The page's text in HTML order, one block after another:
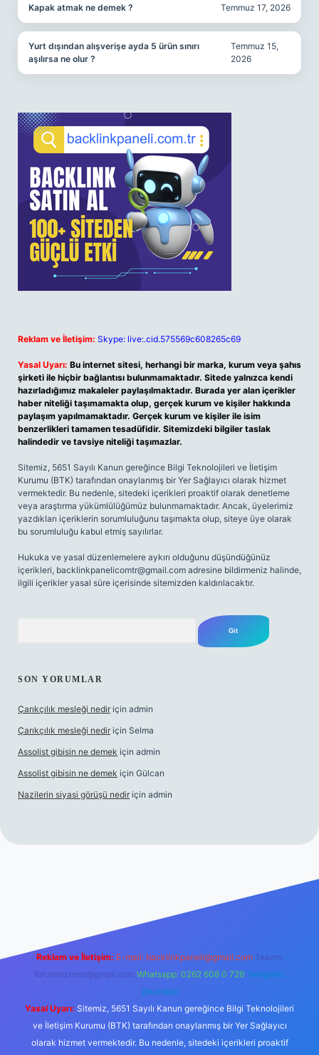
Kapak atmak ne demek ? Temmuz 17, 2026
Yurt dışından alışverişe ayda 5 ürün sınırı
aşılırsa ne olur ?
Temmuz 15,
2026
Reklam ve İletişim: Skype: live:.cid.575569c608265c69
Yasal Uyarı: Bu internet sitesi, herhangi bir marka, kurum veya şahıs
şirketi ile hiçbir bağlantısı bulunmamaktadır. Sitede yalnızca kendi
hazırladığımız makaleler paylaşılmaktadır. Burada yer alan içerikler
haber niteliği taşımamakta olup, gerçek kurum ve kişiler hakkında
paylaşım yapılmamaktadır. Gerçek kurum ve kişiler ile isim
benzerlikleri tamamen tesadüfidir. Sitemizdeki bilgiler taslak
halindedir ve tavsiye niteliği taşımazlar.
Sitemiz, 5651 Sayılı Kanun gereğince Bilgi Teknolojileri ve İletişim
Kurumu (BTK) tarafından onaylanmış bir Yer Sağlayıcı olarak hizmet
vermektedir. Bu nedenle, sitedeki içerikleri proaktif olarak denetleme
veya araştırma yükümlülüğümüz bulunmamaktadır. Ancak, üyelerimiz
yazdıkları içeriklerin sorumluluğunu taşımakta olup, siteye üye olarak
bu sorumluluğu kabul etmiş sayılırlar.
Hukuka ve yasal düzenlemelere aykırı olduğunu düşündüğünüz
içerikleri, backlinkpanelicomtr@gmail.com adresine bildirmeniz halinde,
ilgili içerikler yasal süre içerisinde sitemizden kaldırılacaktır.
SON YORUMLAR
Çarıkçılık mesleği nedir için admin
Çarıkçılık mesleği nedir için Selma
Assolist gibisin ne demek için admin
Assolist gibisin ne demek için Gülcan
Nazilerin siyasi görüşü nedir için admin
Reklam ve İletişim: E-mail: backlinkpaneli@gmail.com Teams:
forumhizmeti@gmail.com Whatsapp: 0262 606 0 726 Telegram:
@karabul
Yasal Uyarı: Sitemiz, 5651 Sayılı Kanun gereğince Bilgi Teknolojileri
ve İletişim Kurumu (BTK) tarafından onaylanmış bir Yer Sağlayıcı
olarak hizmet vermektedir. Bu nedenle, sitedeki içerikleri proaktif